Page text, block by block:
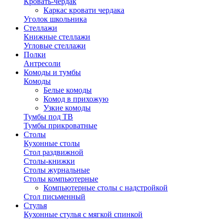
Каркас кровати чердака
Уголок школьника
Стеллажи
Книжные стеллажи
Угловые стеллажи
Полки
Антресоли
Комоды и тумбы
Комоды
Белые комоды
Комод в прихожую
Узкие комоды
Тумбы под ТВ
Тумбы прикроватные
Столы
Кухонные столы
Стол раздвижной
Столы-книжки
Столы журнальные
Столы компьютерные
Компьютерные столы с надстройкой
Стол письменный
Стулья
Кухонные стулья с мягкой спинкой